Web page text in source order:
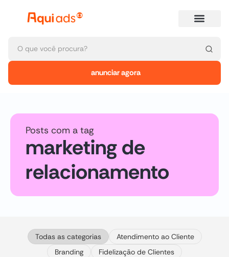
anunciar agora
Posts com a tag
marketing de
relacionamento
Todas as categorias
Atendimento ao Cliente
Branding
Fidelização de Clientes